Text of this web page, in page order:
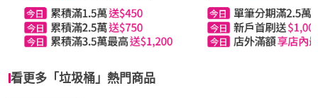
看更多「垃圾桶」熱門商品